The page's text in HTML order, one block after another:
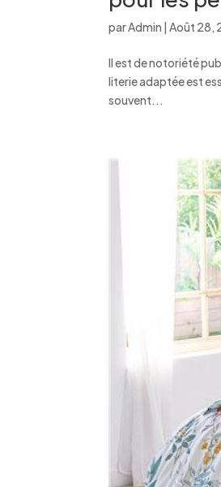
parAdmin |Août 28,
Il est de notoriété
literie adaptée est
souvent...